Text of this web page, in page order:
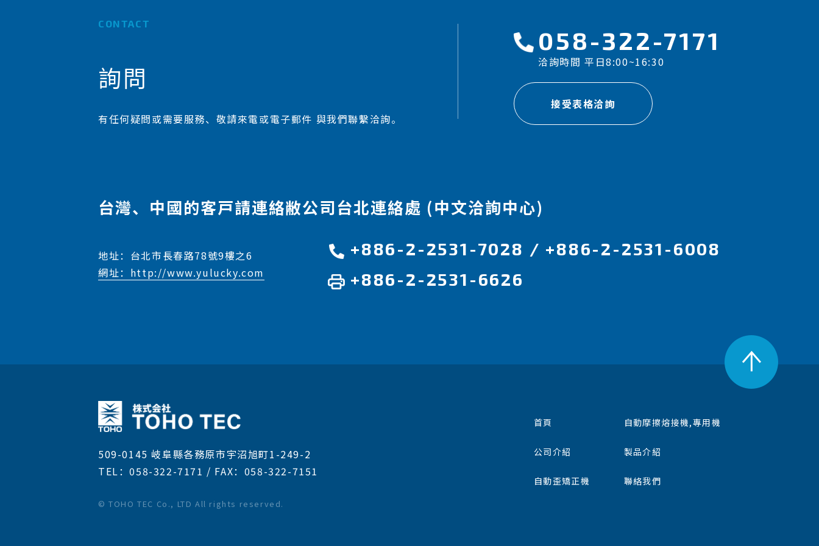
CONTACT
詢問
有任何疑問或需要服務、敬請來電或電子郵件 與我們聯繫洽詢。
058-322-7171
洽詢時間 平日8:00~16:30
接受表格洽詢
台灣、中國的客戸請連絡敝公司台北連絡處 (中文洽詢中心)
地址：台北市長春路78號9樓之6
網址：http://www.yulucky.com
+886-2-2531-7028 / +886-2-2531-6008
+886-2-2531-6626
509-0145 岐阜縣各務原市宇沼旭町1-249-2
TEL：058-322-7171 / FAX：058-322-7151
© TOHO TEC Co., LTD All rights reserved.
首頁 自動摩擦熔接機,專用機
公司介紹 製品介紹
自動歪矯正機 聯絡我們